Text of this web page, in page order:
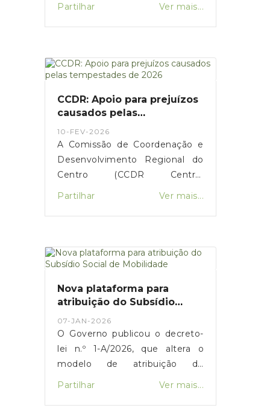
Partilhar Ver mais...
CCDR: Apoio para prejuízos
causados pelas
10-FEV-2026
A Comissão de Coordenação e
Desenvolvimento Regional do
Centro (CCDR Centro)
disponibilizou uma plataforma
prejuízos resultantes das
afetaram vários concelhos da
Região Centro.O portal destina-
agricultores e municípios,
permitindo a sinalização de
danos em habitações, atividades
económicas, explorações
agrícolas e infraestruturas
públicas, com vista ao acesso a
apoios técnicos e financeiros.O
Partilhar Ver mais...
Nova plataforma para
atribuição do Subsídio
07-JAN-2026
O Governo publicou o decreto-
lei n.º 1-A/2026, que altera o
modelo de atribuição do
Subsídio Social de Mobilidade
Partilhar Ver mais...